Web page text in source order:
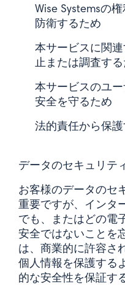
Wise Systemsの
防衛するため
本サービスに関
止または調査す
本サービスのユ
安全を守るため
法的責任から保
データのセキュリテ
お客様のデータのセ
重要ですが、インタ
でも、またはどの電
安全ではないことを
は、商業的に許容さ
個人情報を保護する
的な安全性を保証す